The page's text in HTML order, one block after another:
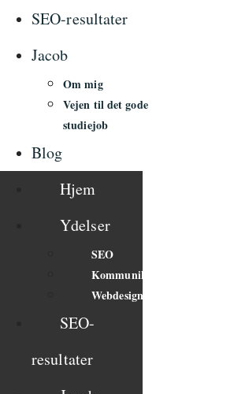
SEO-resultater
Jacob
Om mig
Vejen til det gode
studiejob
Blog
Hjem
Ydelser
SEO
Kommunikation
Webdesign
SEO-
resultater